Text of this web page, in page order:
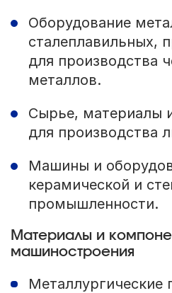
Оборудование
сталеплавильных,
для производства
металлов.
Сырье, материалы
для производства
Машины и
керамической и
промышленности.
Материалы и
машиностроения
Металлургические